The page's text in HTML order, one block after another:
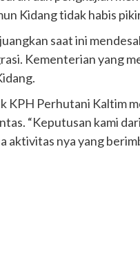
Kidang tidak habis
saat ini
Kementerian yang
KPH Perhutani Kaltim
“Keputusan kami
aktivitas nya yang